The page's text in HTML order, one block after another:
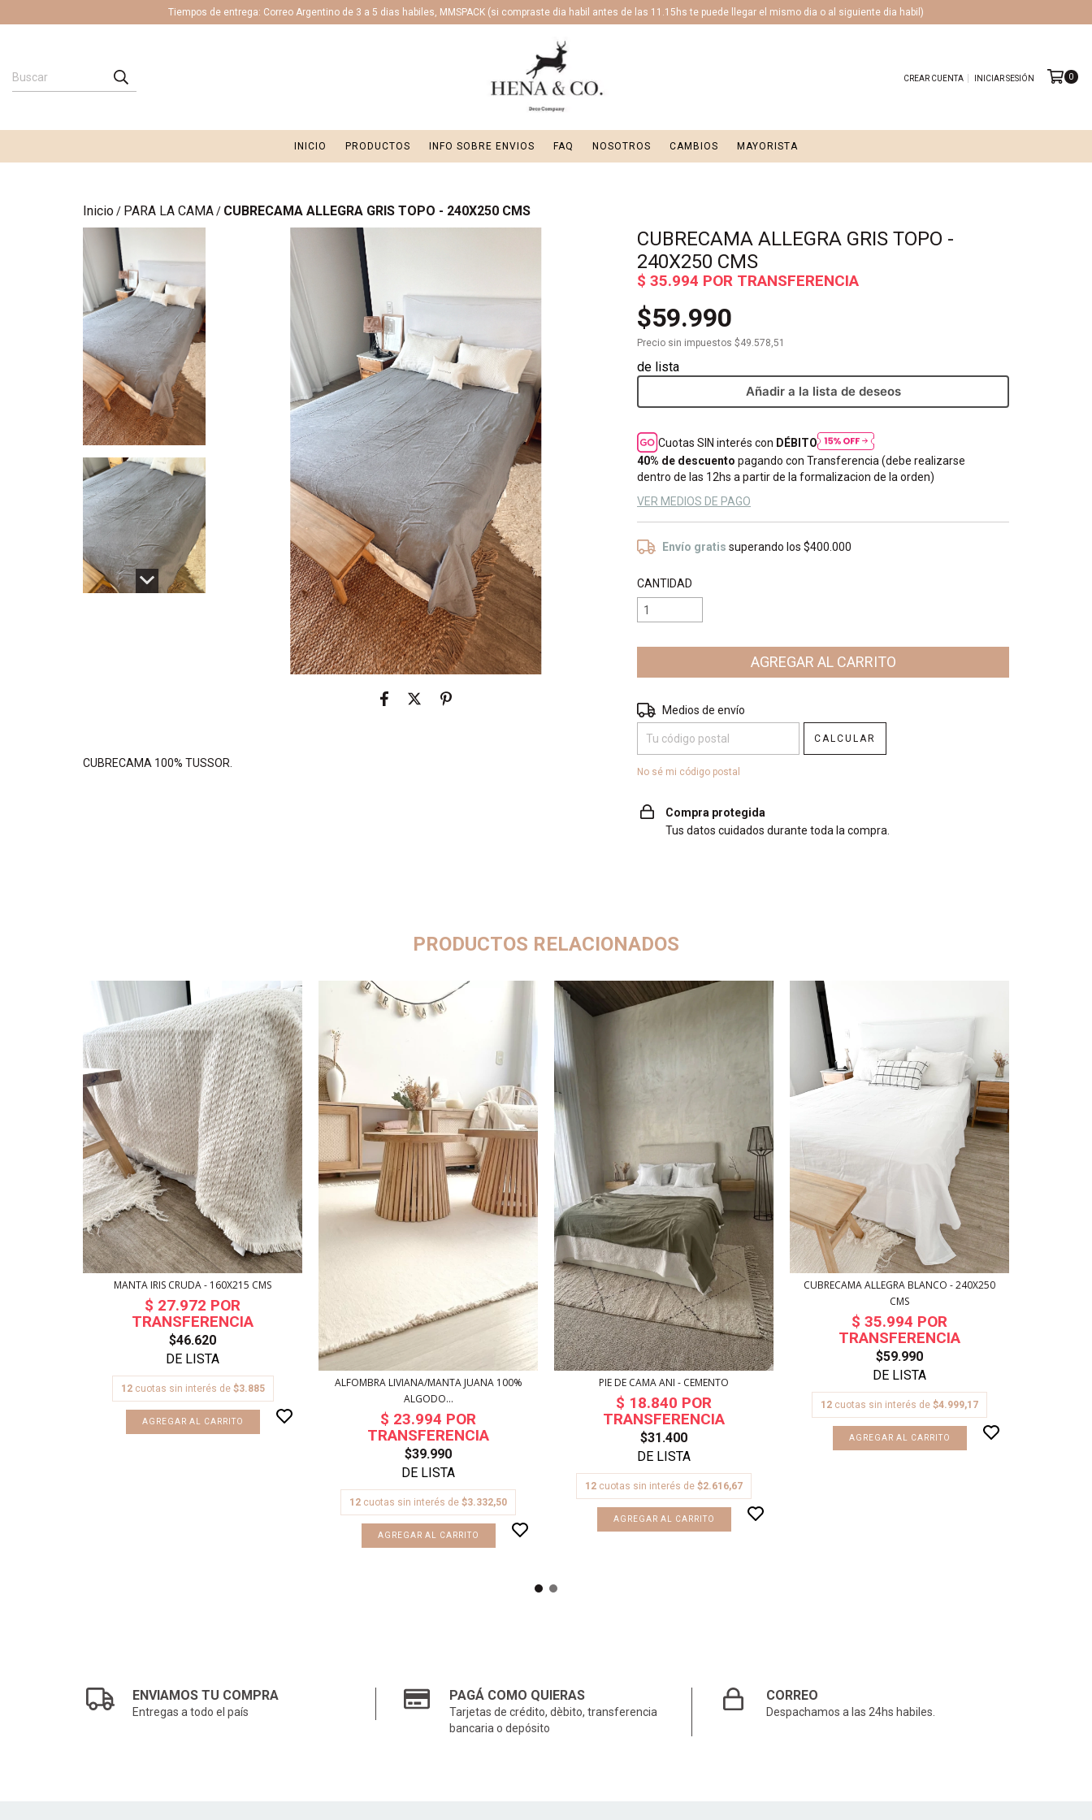
Tiempos de entrega: Correo Argentino de 3 a 5 dias habiles, MMSPACK (si compraste dia habil antes de las 11.15hs te puede llegar el mismo dia o al siguiente dia habil)
CREAR CUENTA INICIAR SESIÓN 0
INICIO PRODUCTOS INFO SOBRE ENVIOS FAQ NOSOTROS CAMBIOS MAYORISTA
Inicio/ PARA LA CAMA/ CUBRECAMA ALLEGRA GRIS TOPO - 240X250 CMS
CUBRECAMA 100% TUSSOR.
CUBRECAMA ALLEGRA GRIS TOPO -
240X250 CMS
$59.990
Precio sin impuestos$49.578,51
Añadir a la lista de deseos
Cuotas SIN interés con DÉBITO
40% de descuento pagando con Transferencia (debe realizarse
dentro de las 12hs a partir de la formalizacion de la orden)
VER MEDIOS DE PAGO
Envío gratis superando los$400.000
CANTIDAD
Entregas para el CP:
Medios de envío
CALCULAR
No sé mi código postal
Compra protegida
Tus datos cuidados durante toda la compra.
PRODUCTOS RELACIONADOS
MANTA IRIS CRUDA - 160X215 CMS
$46.620
12 cuotas sin interés de $3.885
ALFOMBRA LIVIANA/MANTA JUANA 100%
ALGODO...
$39.990
12 cuotas sin interés de $3.332,50
PIE DE CAMA ANI - CEMENTO
$31.400
12 cuotas sin interés de $2.616,67
CUBRECAMA ALLEGRA BLANCO - 240X250
CMS
$59.990
12 cuotas sin interés de $4.999,17
ENVIAMOS TU COMPRA
Entregas a todo el país
PAGÁ COMO QUIERAS
Tarjetas de crédito, dèbito, transferencia
bancaria o depósito
CORREO
Despachamos a las 24hs habiles.